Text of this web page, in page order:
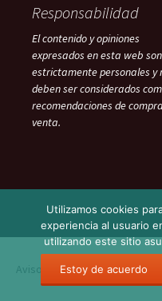
Responsabilidad
El contenido y opiniones
expresados en esta web son
estrictamente personales y
deben ser considerados
recomendaciones de
venta.
Aviso Legal Funciona
Utilizamos cookies
experiencia al usuario
utilizando este sitio
Estoy de acuerdo